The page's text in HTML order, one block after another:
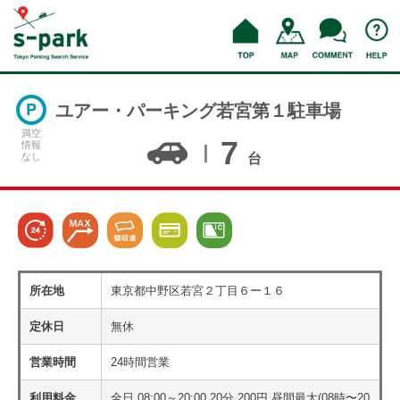
満空
情報
なし
ユアー・パーキング若宮第１駐車場
7 台
所在地 東京都中野区若宮２丁目６ー１６
定休日 無休
営業時間 24時間営業